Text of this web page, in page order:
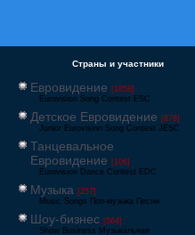
Страны и участники
Евровидение [1858]
Eurovision Song Contest ESC
Детское Евровидение [878]
Junior Eurovision Song Contest JESC
Танцевальное
Евровидение [106]
Eurovision Dance Contest EDC
Музыка [257]
Music Songs Поп-музыка Песни
Шоу-бизнес [564]
Show Business Музыкальная